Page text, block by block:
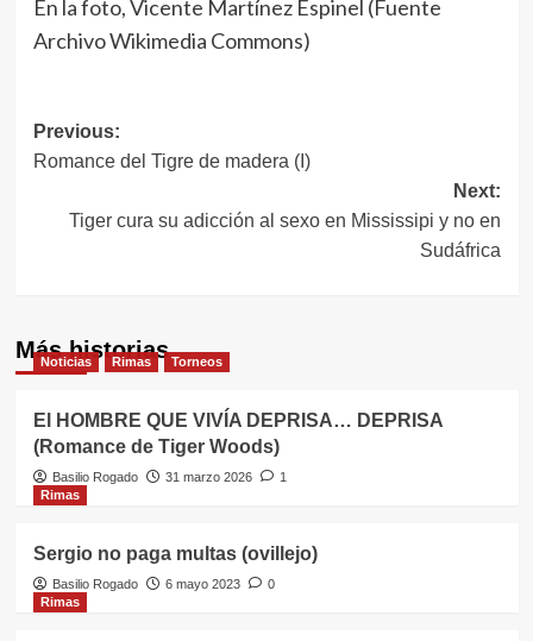
En la foto, Vicente Martínez Espinel (Fuente
Archivo Wikimedia Commons)
Navegación
de
entradas
Previous:
Romance del Tigre de madera (I)
Next:
Tiger cura su adicción al sexo en Mississipi y no en
Sudáfrica
Más historias
Noticias Rimas Torneos
El HOMBRE QUE VIVÍA DEPRISA… DEPRISA
(Romance de Tiger Woods)
Basilio Rogado 31 marzo 2026
1
Rimas
Sergio no paga multas (ovillejo)
Basilio Rogado 6 mayo 2023
0
Rimas